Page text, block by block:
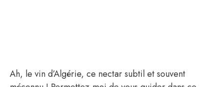
Ah, le vin d’Algérie, ce nectar subtil et souvent